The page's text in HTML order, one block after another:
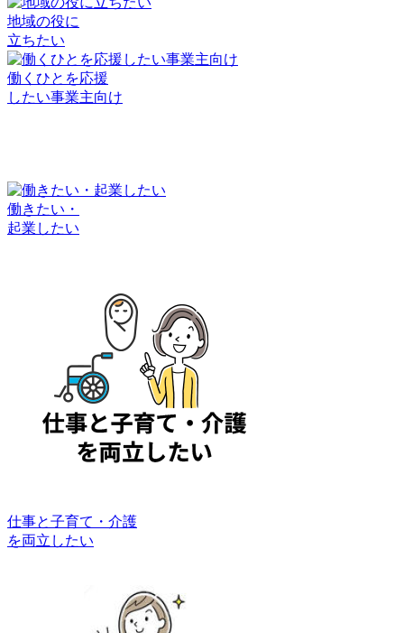
地域の役に
立ちたい
働くひとを応援
したい事業主向け
働きたい・
起業したい
仕事と子育て・介護
を両立したい